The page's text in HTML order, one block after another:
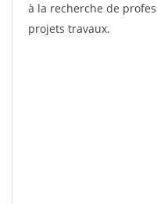
à la recherche de
projets travaux.